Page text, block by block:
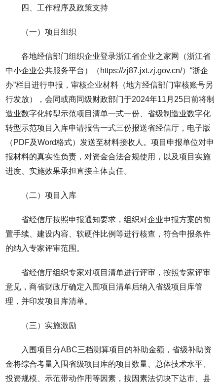
四、工作程序及政策支持
（一）项目组织
各地经信部门组织企业登录浙江省企业之家网（浙江省
中小企业公共服务平台）（https://zj87.jxt.zj.gov.cn/）“浙企
办”栏目进行申报，审核企业材料（地方经信部门审核账号另
行发放），会同或商同级财政部门于2024年11月25日前将制
造业数字化转型示范项目清单一式一份、省级制造业数字化
转型示范项目入库申请报告一式三份报送省经信厅，电子版
（PDF及Word格式）发送至材料接收人。项目申报单位对申
报材料的真实性负责，对资金合法合规使用，以及项目实施
进度、实施效果承担直接主体责任。
（二）项目入库
省经信厅按照申报通知要求，组织对企业申报方案的前
置手续、建设内容、软硬件比例等进行核查，符合申报条件
的纳入专家评审范围。
省经信厅组织专家对项目清单进行评审，按照专家评审
意见，商省财政厅确定入围项目清单后纳入省级项目库管
理，并印发项目库清单。
（三）实施激励
入围项目分ABC三档测算项目的补助金额，省级补助资
金将综合考量入围省级项目库的项目数量、总体技术水平、
投资规模、示范带动作用等因素，按因素法切块下达市、县